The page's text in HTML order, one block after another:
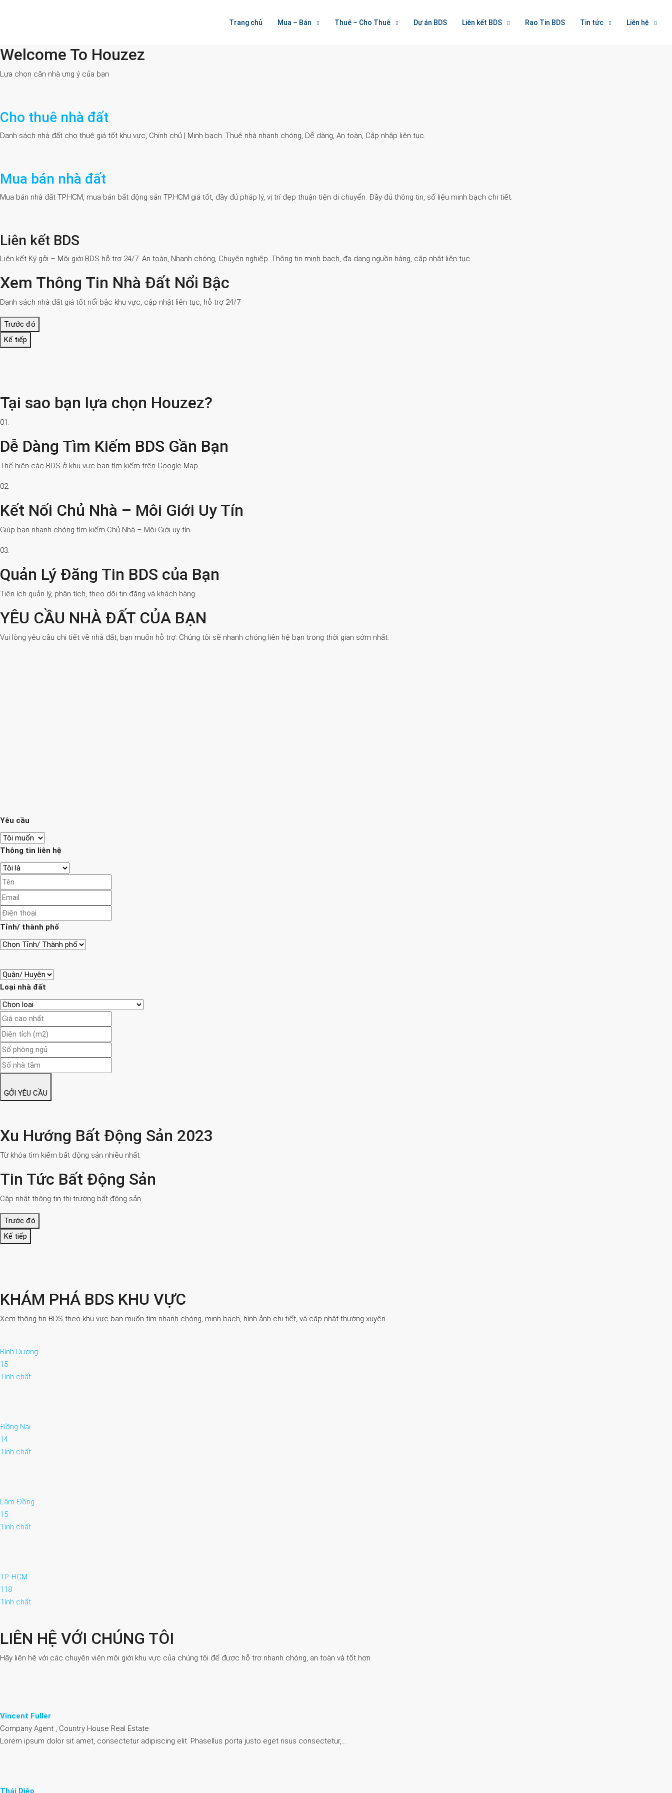
Trang chủ Mua – Bán Thuê – Cho Thuê Dự án BDS Liên kết BDS Rao Tin BDS Tin tức Liên hệ
Welcome To Houzez
Welcome To Houzez
Lựa chọn căn nhà ưng ý của bạn
Cho thuê nhà đất
Danh sách nhà đất cho thuê giá tốt khu vực, Chính chủ | Minh bạch. Thuê nhà nhanh chóng, Dễ dàng, An toàn, Cập nhập liên tục.
Mua bán nhà đất
Mua bán nhà đất TP.HCM, mua bán bất động sản TP.HCM giá tốt, đầy đủ pháp lý, vị trí đẹp thuận tiện di chuyển. Đầy đủ thông tin, số liệu minh bạch chi tiết.
Liên kết BDS
Liên kết Ký gởi – Môi giới BDS hỗ trợ 24/7. An toàn, Nhanh chóng, Chuyên nghiệp. Thông tin minh bạch, đa dạng nguồn hàng, cập nhật liên tục.
Xem Thông Tin Nhà Đất Nổi Bậc
Danh sách nhà đất giá tốt nổi bậc khu vực, cập nhật liên tục, hỗ trợ 24/7
Trước đó
Kế tiếp
Tại sao bạn lựa chọn Houzez?
01.
Dễ Dàng Tìm Kiếm BDS Gần Bạn
Thể hiện các BDS ở khu vực bạn tìm kiếm trên Google Map.
02.
Kết Nối Chủ Nhà – Môi Giới Uy Tín
Giúp bạn nhanh chóng tìm kiếm Chủ Nhà – Môi Giới uy tín.
03.
Quản Lý Đăng Tin BDS của Bạn
Tiện ích quản lý, phân tích, theo dõi tin đăng và khách hàng.
YÊU CẦU NHÀ ĐẤT CỦA BẠN
Vui lòng yêu cầu chi tiết về nhà đất, bạn muốn hỗ trợ. Chúng tôi sẽ nhanh chóng liên hệ bạn trong thời gian sớm nhất.
Yêu cầu
Thông tin liên hệ
Tỉnh/ thành phố
Loại nhà đất
GỞI YÊU CẦU
Xu Hướng Bất Động Sản 2023
Từ khóa tìm kiếm bất động sản nhiều nhất
Tin Tức Bất Động Sản
Cập nhật thông tin thị trường bất động sản
Trước đó
Kế tiếp
KHÁM PHÁ BDS KHU VỰC
Xem thông tin BDS theo khu vực bạn muốn tìm nhanh chóng, minh bạch, hình ảnh chi tiết, và cập nhật thường xuyên.
Bình Dương
15
Tính chất
Đồng Nai
14
Tính chất
Lâm Đồng
15
Tính chất
TP. HCM
118
Tính chất
LIÊN HỆ VỚI CHÚNG TÔI
Hãy liên hệ với các chuyên viên môi giới khu vực của chúng tôi để được hỗ trợ nhanh chóng, an toàn và tốt hơn.
Vincent Fuller
Company Agent , Country House Real Estate
Lorem ipsum dolor sit amet, consectetur adipiscing elit. Phasellus porta justo eget risus consectetur,…
Thái Diệp